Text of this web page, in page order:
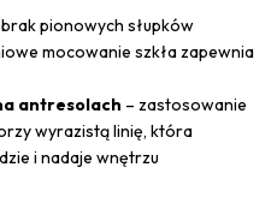
pionowych słupków
mocowanie szkła zapewnia
antresolach – zastosowanie
wyrazistą linię, która
i nadaje wnętrzu